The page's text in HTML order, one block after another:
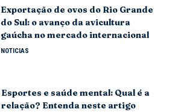
Exportação de ovos do Rio Grande
do Sul: o avanço da avicultura
gaúcha no mercado internacional
NOTICIAS
Esportes e saúde mental: Qual é a
relação? Entenda neste artigo